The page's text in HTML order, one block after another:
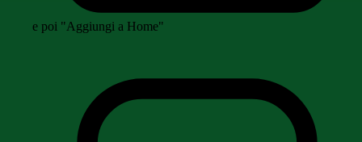
e poi "Aggiungi a Home"